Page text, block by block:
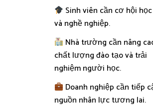
Sinh viên cần cơ hội
và nghề nghiệp.
Nhà trường cần nâng
chất lượng đào tạo và trải
nghiệm người học.
Doanh nghiệp cần tiếp
nguồn nhân lực tương lai.